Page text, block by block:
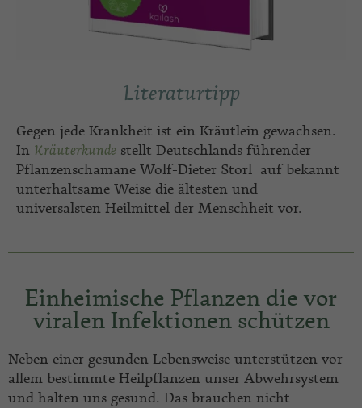
Literaturtipp
Gegen jede Krankheit ist ein Kräutlein gewachsen.
In Kräuterkunde stellt Deutschlands führender
Pflanzenschamane Wolf-Dieter Storl auf bekannt
unterhaltsame Weise die ältesten und
universalsten Heilmittel der Menschheit vor.
Einheimische Pflanzen die vor
viralen Infektionen schützen
Neben einer gesunden Lebensweise unterstützen vor
allem bestimmte Heilpflanzen unser Abwehrsystem
und halten uns gesund. Das brauchen nicht